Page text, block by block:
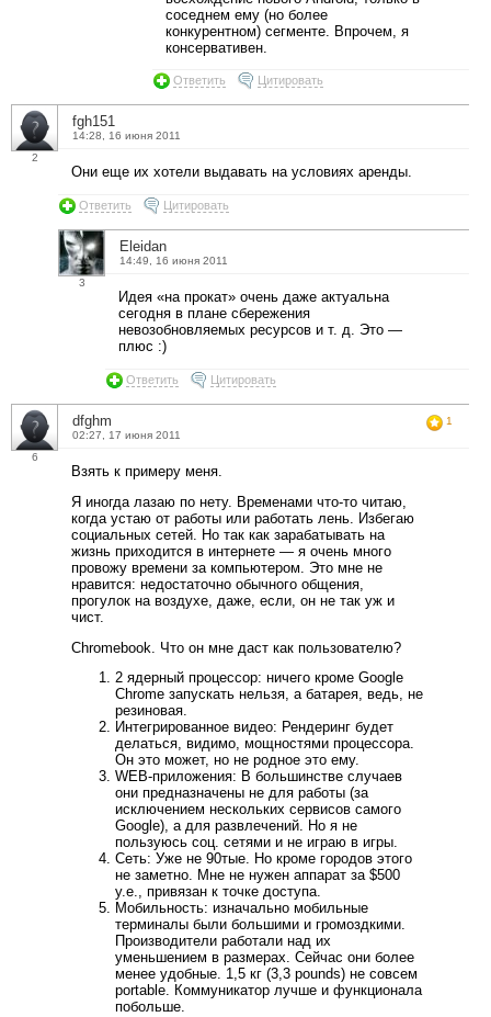
соседнем ему (но более
конкурентном) сегменте. Впрочем, я
консервативен.
Ответить Цитировать
2
fgh151
14:28, 16 июня 2011
Они еще их хотели выдавать на условиях аренды.
Ответить Цитировать
3
Eleidan
14:49, 16 июня 2011
Идея «на прокат» очень даже актуальна
сегодня в плане сбережения
невозобновляемых ресурсов и т. д. Это —
плюс :)
Ответить Цитировать
6
dfghm
02:27, 17 июня 2011
1
Взять к примеру меня.
Я иногда лазаю по нету. Временами что-то читаю,
когда устаю от работы или работать лень. Избегаю
социальных сетей. Но так как зарабатывать на
жизнь приходится в интернете — я очень много
провожу времени за компьютером. Это мне не
нравится: недостаточно обычного общения,
прогулок на воздухе, даже, если, он не так уж и
чист.
Chromebook. Что он мне даст как пользователю?
2 ядерный процессор: ничего кроме Google
Chrome запускать нельзя, а батарея, ведь, не
резиновая.
Интегрированное видео: Рендеринг будет
делаться, видимо, мощностями процессора.
Он это может, но не родное это ему.
WEB-приложения: В большинстве случаев
они предназначены не для работы (за
исключением нескольких сервисов самого
Google), а для развлечений. Но я не
пользуюсь соц. сетями и не играю в игры.
Сеть: Уже не 90тые. Но кроме городов этого
не заметно. Мне не нужен аппарат за $500
у.е., привязан к точке доступа.
Мобильность: изначально мобильные
терминалы были большими и громоздкими.
Производители работали над их
уменьшением в размерах. Сейчас они более
менее удобные. 1,5 кг (3,3 pounds) не совсем
portable. Коммуникатор лучше и функционала
побольше.